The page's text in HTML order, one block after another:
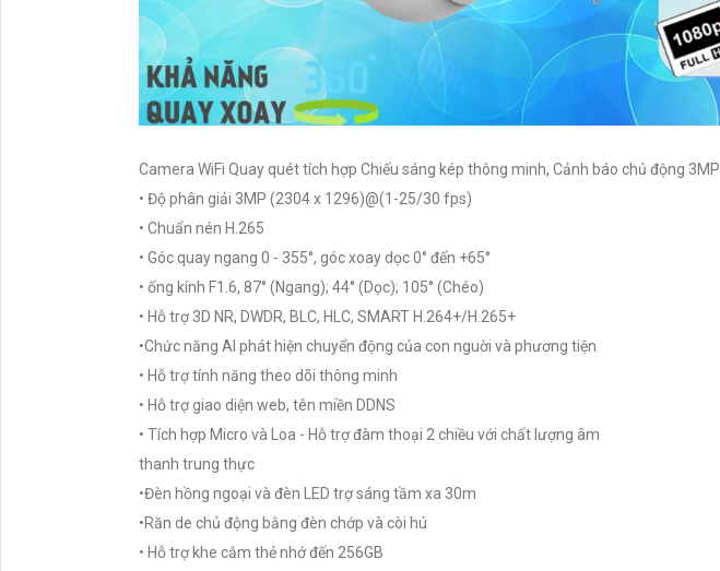
Camera WiFi Quay quét tích hợp Chiếu sáng kép thông minh, Cảnh báo chủ động 3MP
• Độ phân giải 3MP (2304 x 1296)@(1-25/30 fps)
• Chuẩn nén H.265
• Góc quay ngang 0 - 355°, góc xoay dọc 0° đến +65°
• ống kính F1.6, 87° (Ngang); 44° (Dọc); 105° (Chéo)
• Hỗ trợ 3D NR, DWDR, BLC, HLC, SMART H.264+/H.265+
•Chức năng Al phát hiện chuyển động của con nguời và phương tiện
• Hỗ trợ tính năng theo dõi thông minh
• Hỗ trợ giao diện web, tên miền DDNS
• Tích hợp Micro và Loa - Hỗ trợ đàm thoại 2 chiều với chất lượng âm
thanh trung thực
•Đèn hồng ngoại và đèn LED trợ sáng tầm xa 30m
•Răn de chủ động bằng đèn chớp và còi hú
• Hỗ trợ khe cắm thẻ nhớ đến 256GB